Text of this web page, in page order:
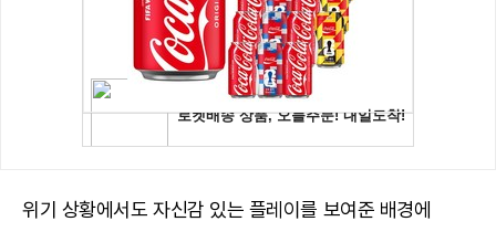
위기 상황에서도 자신감 있는 플레이를 보여준 배경에